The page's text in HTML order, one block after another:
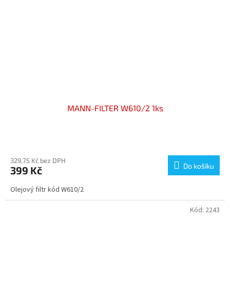
MANN-FILTER W610/2 1ks
produktu
je
z
5
329,75 Kč bez DPH
399 Kč Do košíku
Olejový filtr kód W610/2
Kód: 2243